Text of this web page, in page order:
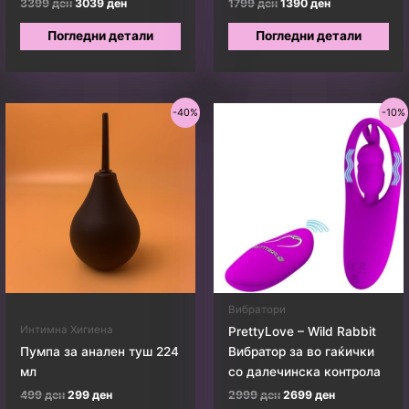
3399ден
was:
3399 ден.
3039ден
is:
Погледни детали
1799ден
was:
1799 ден.
1390ден
is:
Погледни детали
-40%
Интимна Хигиена
Пумпа за анален туш 224
мл
499ден Original
299денCurrent
-10%
Вибратори
PrettyLove – Wild Rabbit
Вибратор за во гаќички
со далечинска контрола
2999ден Original
2699денCurrent